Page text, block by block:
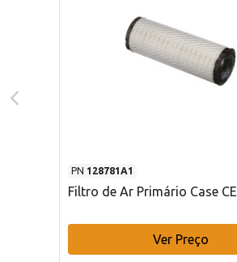
PN 128781A1
Filtro de Ar Primário Case CE
Ver Preço